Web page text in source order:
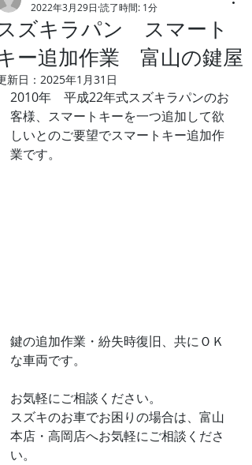
ズキラパン スマート
ー追加作業 富山の鍵屋
2022年3月29日 読了時間: 1分
新日： 2025年1月31日
2010年　平成22年式スズキラパンのお
客様、スマートキーを一つ追加して欲
しいとのご要望でスマートキー追加作
業です。
鍵の追加作業・紛失時復旧、共にＯＫ
な車両です。
お気軽にご相談ください。
スズキのお車でお困りの場合は、富山
本店・高岡店へお気軽にご相談くださ
い。